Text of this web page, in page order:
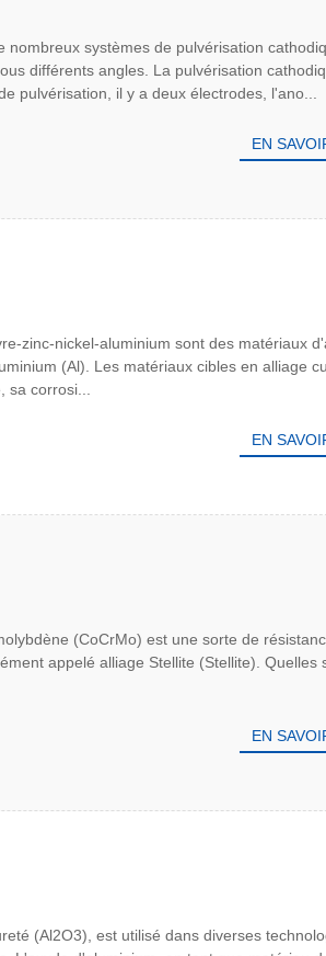
systèmes de pulvérisation
différents angles. La pulvérisation
pulvérisation, il y a deux électrodes, l'ano...
EN
zinc-nickel-aluminium sont des matériaux
(Al). Les matériaux cibles en alliage
corrosi...
EN
(CoCrMo) est une sorte de
appelé alliage Stellite (Stellite). Quelles
EN
(Al2O3), est utilisé dans diverses